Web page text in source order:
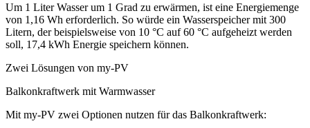
Um 1 Liter Wasser um 1 Grad zu erwärmen, ist eine Energiemenge
von 1,16 Wh erforderlich. So würde ein Wasserspeicher mit 300
Litern, der beispielsweise von 10 °C auf 60 °C aufgeheizt werden
soll, 17,4 kWh Energie speichern können.
Zwei Lösungen von my-PV
Balkonkraftwerk mit Warmwasser
Mit my-PV zwei Optionen nutzen für das Balkonkraftwerk: